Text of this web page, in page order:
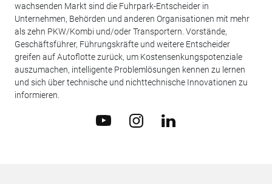
wachsenden Markt sind die Fuhrpark-Entscheider in
Unternehmen, Behörden und anderen Organisationen mit mehr
als zehn PKW/Kombi und/oder Transportern. Vorstände,
Geschäftsführer, Führungskräfte und weitere Entscheider
greifen auf Autoflotte zurück, um Kostensenkungspotenziale
auszumachen, intelligente Problemlösungen kennen zu lernen
und sich über technische und nichttechnische Innovationen zu
informieren.